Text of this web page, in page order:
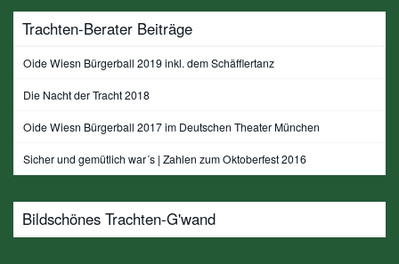
Trachten-Berater Beiträge
Oide Wiesn Bürgerball 2019 inkl. dem Schäfflertanz
Die Nacht der Tracht 2018
Oide Wiesn Bürgerball 2017 im Deutschen Theater München
Sicher und gemütlich war´s | Zahlen zum Oktoberfest 2016
Bildschönes Trachten-G'wand